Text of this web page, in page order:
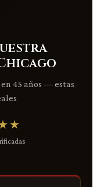
45 años — estas